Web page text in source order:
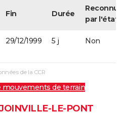
Fin Durée
par l'état
29/12/1999 5 j Non
de la CCR
mouvements de terrain
LE-PONT